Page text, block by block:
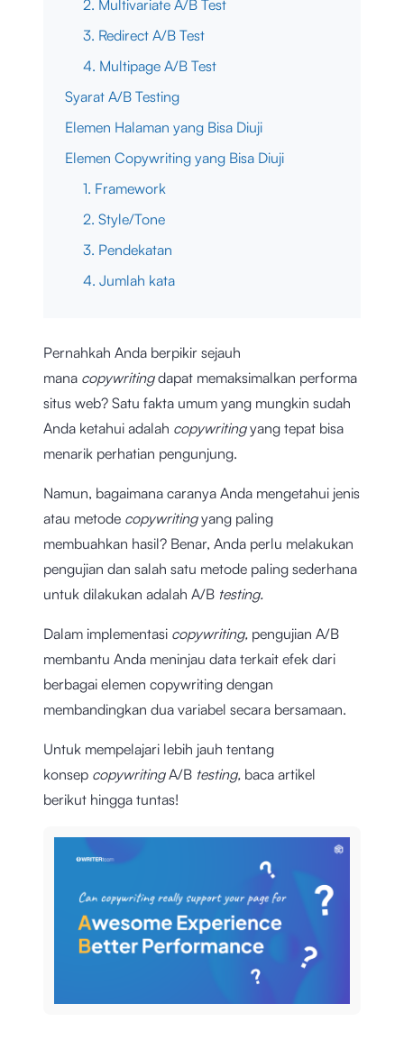
2. Multivariate A/B Test
3. Redirect A/B Test
4. Multipage A/B Test
Syarat A/B Testing
Elemen Halaman yang Bisa Diuji
Elemen Copywriting yang Bisa Diuji
1. Framework
2. Style/Tone
3. Pendekatan
4. Jumlah kata
Pernahkah Anda berpikir sejauh
mana copywritingdapat memaksimalkan performa
situs web? Satu fakta umum yang mungkin sudah
Anda ketahui adalah copywritingyang tepat bisa
menarik perhatian pengunjung.
Namun, bagaimana caranya Anda mengetahui jenis
atau metode copywritingyang paling
membuahkan hasil? Benar, Anda perlu melakukan
pengujian dan salah satu metode paling sederhana
untuk dilakukan adalah A/B testing.
Dalam implementasi copywriting, pengujian A/B
membantu Anda meninjau data terkait efek dari
berbagai elemen copywriting dengan
membandingkan dua variabel secara bersamaan.
Untuk mempelajari lebih jauh tentang
konsep copywritingA/B testing, baca artikel
berikut hingga tuntas!